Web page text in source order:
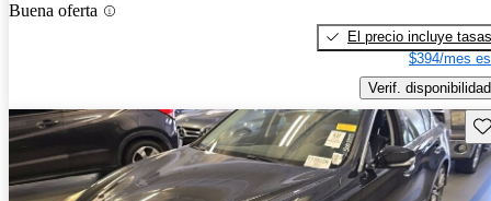
Buena oferta
El precio incluye tasas
$394/mes
Verif. disponibilidad